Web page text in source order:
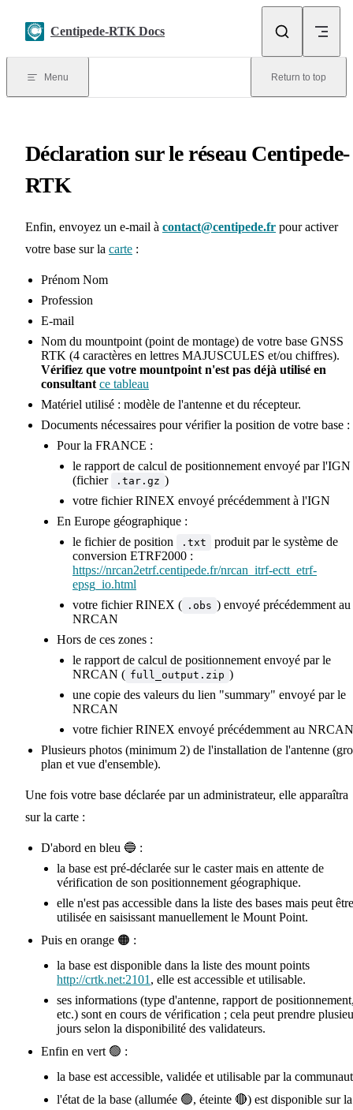
Centipede-RTK Docs
Menu Return to top
Déclaration sur le réseau Centipede-
RTK
Enfin, envoyez un e-mail à contact@centipede.fr pour activer
votre base sur la carte :
Prénom Nom
Profession
E-mail
Nom du mountpoint (point de montage) de votre base GNSS
RTK (4 caractères en lettres MAJUSCULES et/ou chiffres).
Vérifiez que votre mountpoint n'est pas déjà utilisé en
consultant ce tableau
Matériel utilisé : modèle de l'antenne et du récepteur.
Documents nécessaires pour vérifier la position de votre base :
Pour la FRANCE :
le rapport de calcul de positionnement envoyé par l'IGN
(fichier
.tar.gz )
votre fichier RINEX envoyé précédemment à l'IGN
En Europe géographique :
le fichier de position
.txt
produit par le système de
conversion ETRF2000 :
https://nrcan2etrf.centipede.fr/nrcan_itrf-ectt_etrf-
epsg_io.html
votre fichier RINEX ( .obs ) envoyé précédemment au
NRCAN
Hors de ces zones :
le rapport de calcul de positionnement envoyé par le
NRCAN ( full_output.zip )
une copie des valeurs du lien "summary" envoyé par le
NRCAN
votre fichier RINEX envoyé précédemment au NRCAN
Plusieurs photos (minimum 2) de l'installation de l'antenne
plan et vue d'ensemble).
Une fois votre base déclarée par un administrateur, elle apparaîtra
sur la carte :
D'abord en bleu 🔵 :
la base est pré-déclarée sur le caster mais en attente de
vérification de son positionnement géographique.
elle n'est pas accessible dans la liste des bases mais peut être
utilisée en saisissant manuellement le Mount Point.
Puis en orange 🟠 :
la base est disponible dans la liste des mount points
http://crtk.net:2101 , elle est accessible et utilisable.
ses informations (type d'antenne, rapport de
etc.) sont en cours de vérification ; cela peut prendre
jours selon la disponibilité des validateurs.
Enfin en vert 🟢 :
la base est accessible, validée et utilisable par la
l'état de la base (allumée 🟢, éteinte 🔴) est disponible sur la